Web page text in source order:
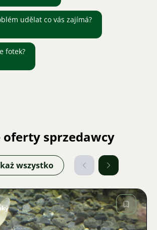
udělat co vás zajímá?
fotek?
oferty sprzedawcy
wszystko